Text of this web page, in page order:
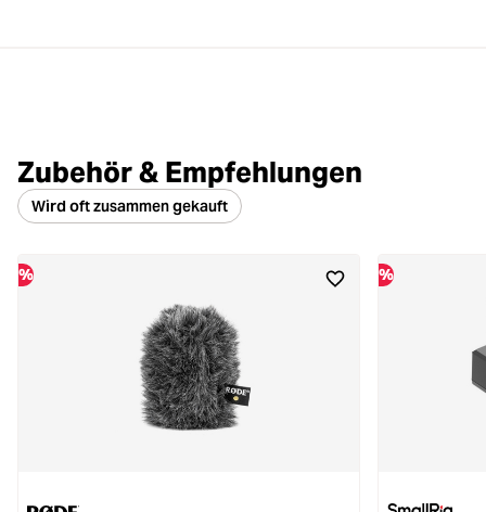
Zubehör & Empfehlungen
Wird oft zusammen gekauft
% %